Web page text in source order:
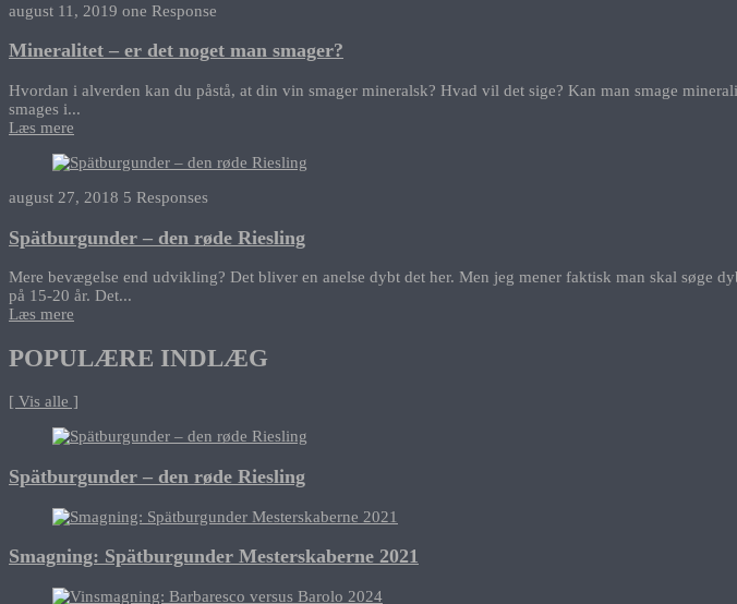
august 11, 2019 one Response
Mineralitet – er det noget man smager?
Hvordan i alverden kan du påstå, at din vin smager mineralsk? Hvad vil det sige? Kan man smage
smages i...
Læs mere
august 27, 2018 5 Responses
Spätburgunder – den røde Riesling
Mere bevægelse end udvikling? Det bliver en anelse dybt det her. Men jeg mener faktisk man skal søge
på 15-20 år. Det...
Læs mere
POPULÆRE INDLÆG
[ Vis alle ]
Spätburgunder – den røde Riesling
Smagning: Spätburgunder Mesterskaberne 2021